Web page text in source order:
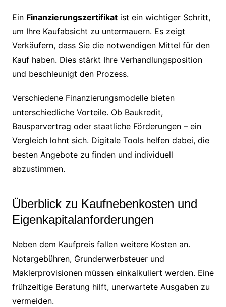
Ein Finanzierungszertifikatist ein wichtiger Schritt,
um Ihre Kaufabsicht zu untermauern. Es zeigt
Verkäufern, dass Sie die notwendigen Mittel für den
Kauf haben. Dies stärkt Ihre Verhandlungsposition
und beschleunigt den Prozess.
Verschiedene Finanzierungsmodelle bieten
unterschiedliche Vorteile. Ob Baukredit,
Bausparvertrag oder staatliche Förderungen – ein
Vergleich lohnt sich. Digitale Tools helfen dabei, die
besten Angebote zu finden und individuell
abzustimmen.
Überblick zu Kaufnebenkosten und
Eigenkapitalanforderungen
Neben dem Kaufpreis fallen weitere Kosten an.
Notargebühren, Grunderwerbsteuer und
Maklerprovisionen müssen einkalkuliert werden. Eine
frühzeitige Beratung hilft, unerwartete Ausgaben zu
vermeiden.